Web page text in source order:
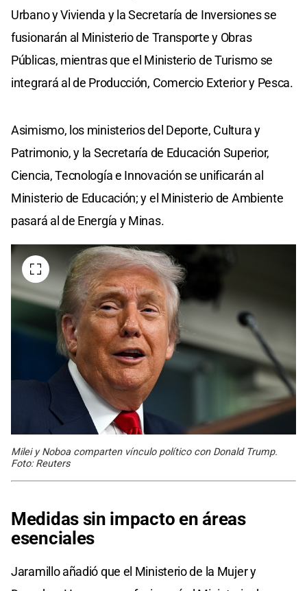
Urbano y Vivienda y la Secretaría de Inversiones se
fusionarán al Ministerio de Transporte y Obras
Públicas, mientras que el Ministerio de Turismo se
integrará al de Producción, Comercio Exterior y Pesca.
Asimismo, los ministerios del Deporte, Cultura y
Patrimonio, y la Secretaría de Educación Superior,
Ciencia, Tecnología e Innovación se unificarán al
Ministerio de Educación; y el Ministerio de Ambiente
pasará al de Energía y Minas.
Milei y Noboa comparten vínculo político con Donald Trump.
Foto: Reuters
Medidas sin impacto en áreas
esenciales
Jaramillo añadió que el Ministerio de la Mujer y